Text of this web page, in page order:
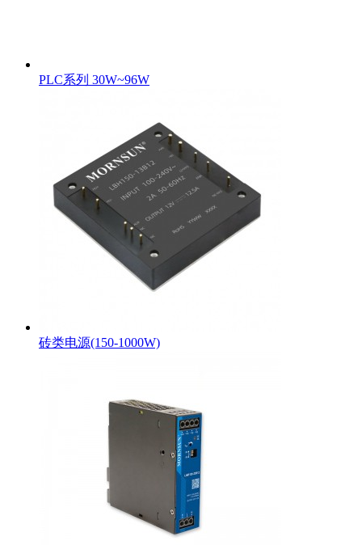
PLC系列 30W~96W
砖类电源(150-1000W)